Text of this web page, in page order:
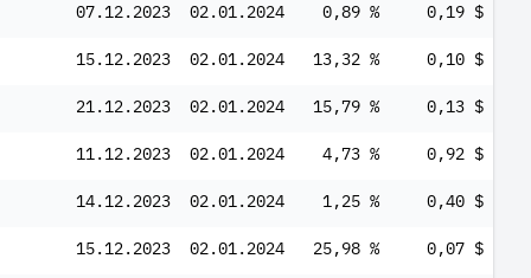
07.12.2023 02.01.2024 0,89 % 0,19 $
15.12.2023 02.01.2024 13,32 % 0,10 $
21.12.2023 02.01.2024 15,79 % 0,13 $
11.12.2023 02.01.2024 4,73 % 0,92 $
14.12.2023 02.01.2024 1,25 % 0,40 $
15.12.2023 02.01.2024 25,98 % 0,07 $